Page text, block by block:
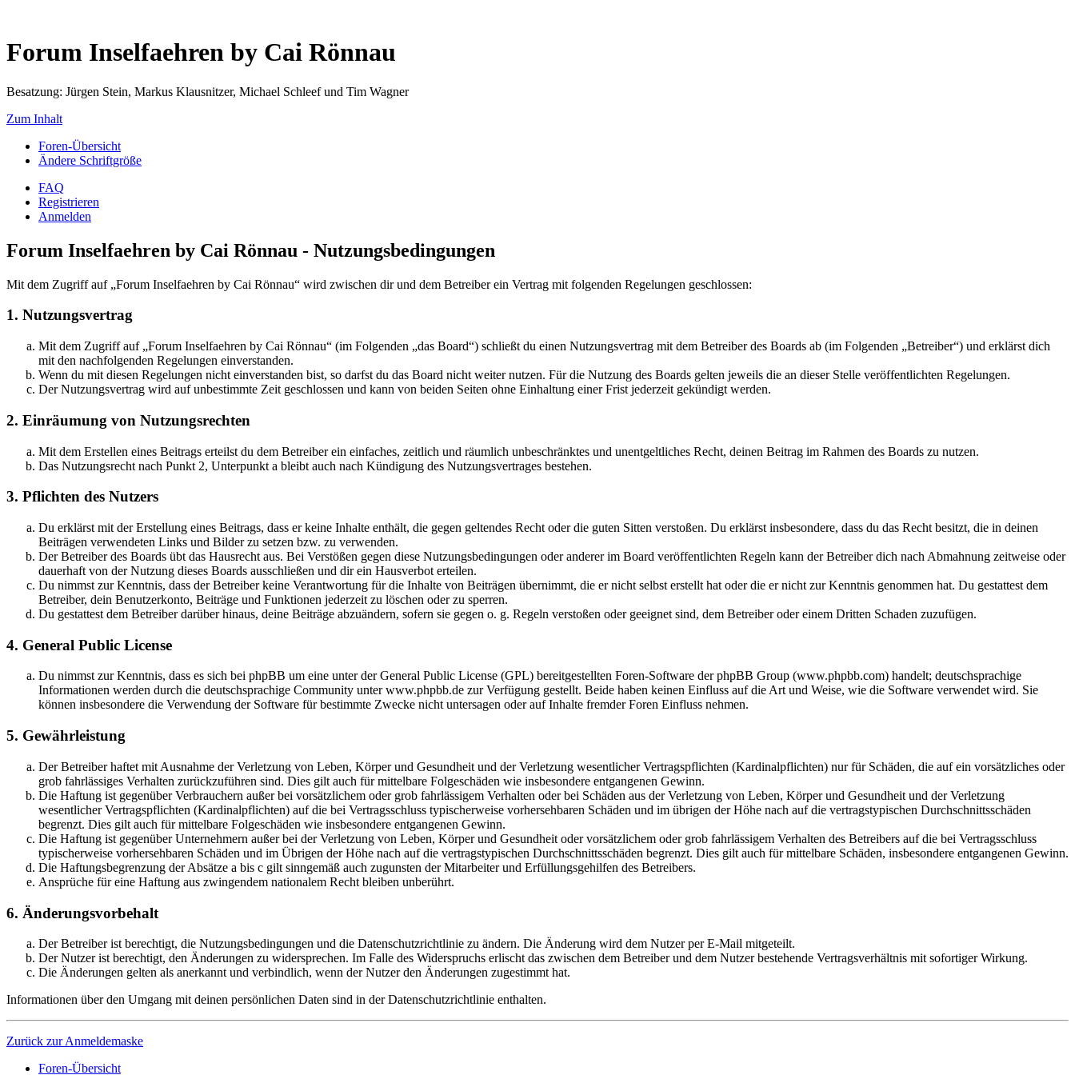
Forum Inselfaehren by Cai Rönnau
Besatzung: Jürgen Stein, Markus Klausnitzer, Michael Schleef und Tim Wagner
Zum Inhalt
Foren-Übersicht
Ändere Schriftgröße
FAQ
Registrieren
Anmelden
Forum Inselfaehren by Cai Rönnau - Nutzungsbedingungen
Mit dem Zugriff auf „Forum Inselfaehren by Cai Rönnau“ wird zwischen dir und dem Betreiber ein Vertrag mit folgenden Regelungen geschlossen:
1. Nutzungsvertrag
Mit dem Zugriff auf „Forum Inselfaehren by Cai Rönnau“ (im Folgenden „das Board“) schließt du einen Nutzungsvertrag mit dem Betreiber des Boards ab (im Folgenden „Betreiber“) und erklärst dich
mit den nachfolgenden Regelungen einverstanden.
Wenn du mit diesen Regelungen nicht einverstanden bist, so darfst du das Board nicht weiter nutzen. Für die Nutzung des Boards gelten jeweils die an dieser Stelle veröffentlichten Regelungen.
Der Nutzungsvertrag wird auf unbestimmte Zeit geschlossen und kann von beiden Seiten ohne Einhaltung einer Frist jederzeit gekündigt werden.
2. Einräumung von Nutzungsrechten
Mit dem Erstellen eines Beitrags erteilst du dem Betreiber ein einfaches, zeitlich und räumlich unbeschränktes und unentgeltliches Recht, deinen Beitrag im Rahmen des Boards zu nutzen.
Das Nutzungsrecht nach Punkt 2, Unterpunkt a bleibt auch nach Kündigung des Nutzungsvertrages bestehen.
3. Pflichten des Nutzers
Du erklärst mit der Erstellung eines Beitrags, dass er keine Inhalte enthält, die gegen geltendes Recht oder die guten Sitten verstoßen. Du erklärst insbesondere, dass du das Recht besitzt, die in deinen
Beiträgen verwendeten Links und Bilder zu setzen bzw. zu verwenden.
Der Betreiber des Boards übt das Hausrecht aus. Bei Verstößen gegen diese Nutzungsbedingungen oder anderer im Board veröffentlichten Regeln kann der Betreiber dich nach Abmahnung zeitweise oder
dauerhaft von der Nutzung dieses Boards ausschließen und dir ein Hausverbot erteilen.
Du nimmst zur Kenntnis, dass der Betreiber keine Verantwortung für die Inhalte von Beiträgen übernimmt, die er nicht selbst erstellt hat oder die er nicht zur Kenntnis genommen hat. Du gestattest dem
Betreiber, dein Benutzerkonto, Beiträge und Funktionen jederzeit zu löschen oder zu sperren.
Du gestattest dem Betreiber darüber hinaus, deine Beiträge abzuändern, sofern sie gegen o. g. Regeln verstoßen oder geeignet sind, dem Betreiber oder einem Dritten Schaden zuzufügen.
4. General Public License
Du nimmst zur Kenntnis, dass es sich bei phpBB um eine unter der General Public License (GPL) bereitgestellten Foren-Software der phpBB Group (www.phpbb.com) handelt; deutschsprachige
Informationen werden durch die deutschsprachige Community unter www.phpbb.de zur Verfügung gestellt. Beide haben keinen Einfluss auf die Art und Weise, wie die Software verwendet wird. Sie
können insbesondere die Verwendung der Software für bestimmte Zwecke nicht untersagen oder auf Inhalte fremder Foren Einfluss nehmen.
5. Gewährleistung
Der Betreiber haftet mit Ausnahme der Verletzung von Leben, Körper und Gesundheit und der Verletzung wesentlicher Vertragspflichten (Kardinalpflichten) nur für Schäden, die auf ein vorsätzliches oder
grob fahrlässiges Verhalten zurückzuführen sind. Dies gilt auch für mittelbare Folgeschäden wie insbesondere entgangenen Gewinn.
Die Haftung ist gegenüber Verbrauchern außer bei vorsätzlichem oder grob fahrlässigem Verhalten oder bei Schäden aus der Verletzung von Leben, Körper und Gesundheit und der Verletzung
wesentlicher Vertragspflichten (Kardinalpflichten) auf die bei Vertragsschluss typischerweise vorhersehbaren Schäden und im übrigen der Höhe nach auf die vertragstypischen Durchschnittsschäden
begrenzt. Dies gilt auch für mittelbare Folgeschäden wie insbesondere entgangenen Gewinn.
Die Haftung ist gegenüber Unternehmern außer bei der Verletzung von Leben, Körper und Gesundheit oder vorsätzlichem oder grob fahrlässigem Verhalten des Betreibers auf die bei Vertragsschluss
typischerweise vorhersehbaren Schäden und im Übrigen der Höhe nach auf die vertragstypischen Durchschnittsschäden begrenzt. Dies gilt auch für mittelbare Schäden, insbesondere entgangenen Gewinn.
Die Haftungsbegrenzung der Absätze a bis c gilt sinngemäß auch zugunsten der Mitarbeiter und Erfüllungsgehilfen des Betreibers.
Ansprüche für eine Haftung aus zwingendem nationalem Recht bleiben unberührt.
6. Änderungsvorbehalt
Der Betreiber ist berechtigt, die Nutzungsbedingungen und die Datenschutzrichtlinie zu ändern. Die Änderung wird dem Nutzer per E-Mail mitgeteilt.
Der Nutzer ist berechtigt, den Änderungen zu widersprechen. Im Falle des Widerspruchs erlischt das zwischen dem Betreiber und dem Nutzer bestehende Vertragsverhältnis mit sofortiger Wirkung.
Die Änderungen gelten als anerkannt und verbindlich, wenn der Nutzer den Änderungen zugestimmt hat.
Informationen über den Umgang mit deinen persönlichen Daten sind in der Datenschutzrichtlinie enthalten.
Zurück zur Anmeldemaske
Foren-Übersicht